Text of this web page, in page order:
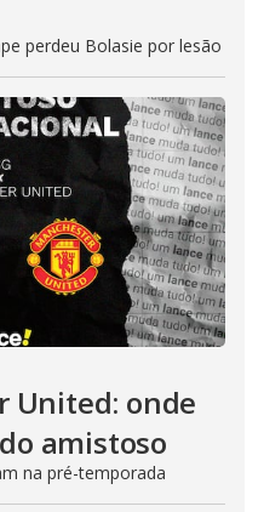
perdeu Bolasie por lesão
United: onde
amistoso
na pré-temporada